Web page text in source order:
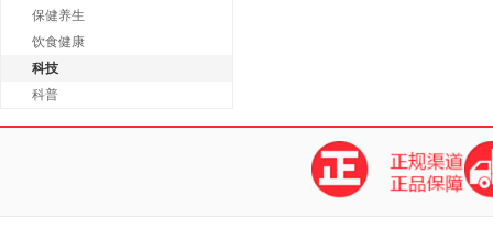
保健养生
饮食健康
科技
科普